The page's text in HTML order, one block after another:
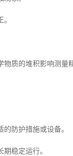
质的堆积影响测量精
防护措施或设备。
稳定运行。